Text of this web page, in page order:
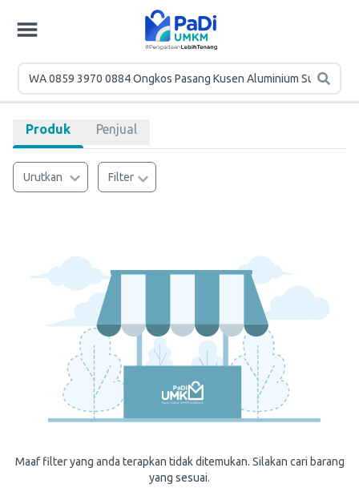
Produk Penjual
Urutkan Filter
Maaf filter yang anda terapkan tidak ditemukan. Silakan cari barang
yang sesuai.